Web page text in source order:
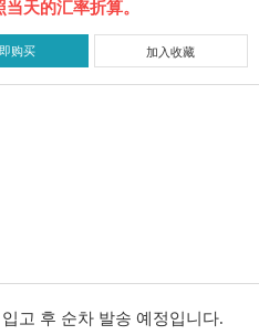
天的汇率折算。
购买 加入收藏
고 후 순차 발송 예정입니다.